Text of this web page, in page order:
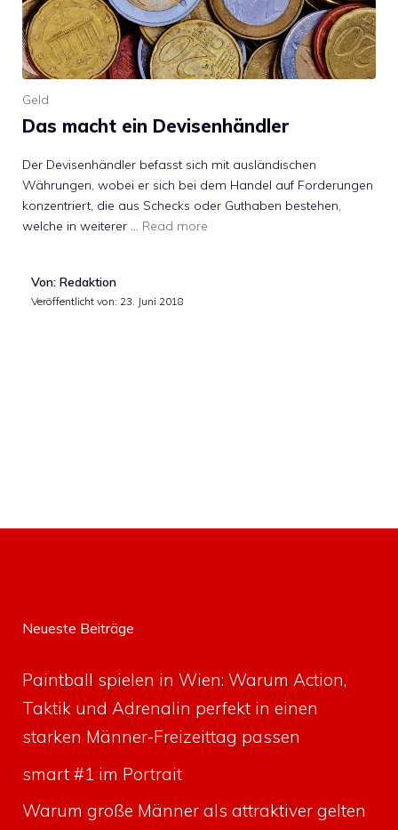
Geld
Das macht ein Devisenhändler
Der Devisenhändler befasst sich mit ausländischen
Währungen, wobei er sich bei dem Handel auf Forderungen
konzentriert, die aus Schecks oder Guthaben bestehen,
welche in weiterer … Read more
Von: Redaktion
Veröffentlicht von: 23. Juni 2018
Neueste Beiträge
Paintball spielen in Wien: Warum Action,
Taktik und Adrenalin perfekt in einen
starken Männer-Freizeittag passen
smart #1 im Portrait
Warum große Männer als attraktiver gelten